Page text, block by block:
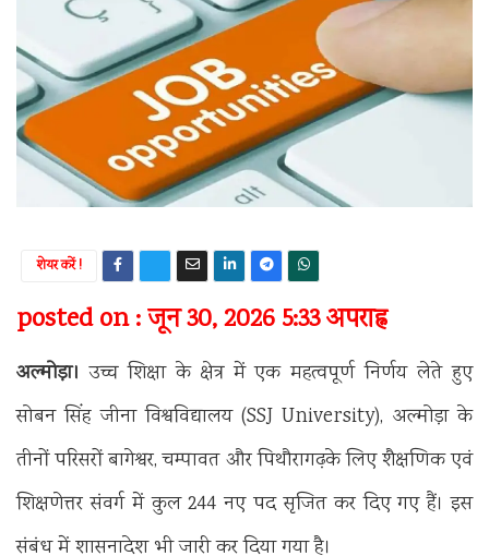
शेयर करें !
posted on : जून 30, 2026 5:33 अपराह्न
अल्मोड़ा। उच्च शिक्षा के क्षेत्र में एक महत्वपूर्ण निर्णय लेते हुए
सोबन सिंह जीना विश्वविद्यालय (SSJ University), अल्मोड़ा के
तीनों परिसरों बागेश्वर, चम्पावत और पिथौरागढ़के लिए शैक्षणिक एवं
शिक्षणेत्तर संवर्ग में कुल 244 नए पद सृजित कर दिए गए हैं। इस
संबंध में शासनादेश भी जारी कर दिया गया है।